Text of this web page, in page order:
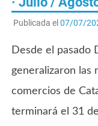
Publicada el 07/07/
Desde el pasado
generalizaron las
comercios de
terminará el 31